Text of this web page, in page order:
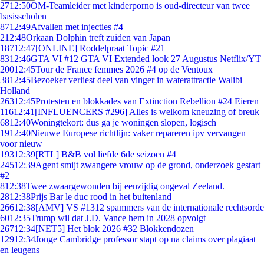
2712:50OM-Teamleider met kinderporno is oud-directeur van twee
basisscholen
8712:49Afvallen met injecties #4
212:48Orkaan Dolphin treft zuiden van Japan
18712:47[ONLINE] Roddelpraat Topic #21
8312:46GTA VI #12 GTA VI Extended look 27 Augustus Netflix/YT
20012:45Tour de France femmes 2026 #4 op de Ventoux
3812:45Bezoeker verliest deel van vinger in waterattractie Walibi
Holland
26312:45Protesten en blokkades van Extinction Rebellion #24 Eieren
11612:41 [INFLUENCERS #296] Alles is welkom kneuzing of breuk
6812:40Woningtekort: dus ga je woningen slopen, logisch
1912:40Nieuwe Europese richtlijn: vaker repareren ipv vervangen
voor nieuw
19312:39[RTL] B&B vol liefde 6de seizoen #4
24512:39Agent smijt zwangere vrouw op de grond, onderzoek gestart
#2
812:38Twee zwaargewonden bij eenzijdig ongeval Zeeland.
2812:38Prijs Bar le duc rood in het buitenland
26612:38[AMV] VS #1312 spammers van de internationale rechtsorde
6012:35Trump wil dat J.D. Vance hem in 2028 opvolgt
26712:34[NET5] Het blok 2026 #32 Blokkendozen
12912:34Jonge Cambridge professor stapt op na claims over plagiaat
en leugens